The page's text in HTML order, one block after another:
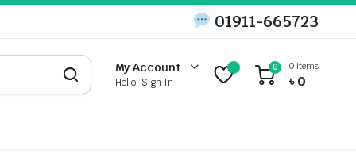
01911-665723
My Account
Hello, Sign In
0 0 items
৳0